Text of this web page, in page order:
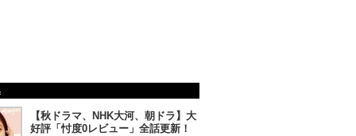
【秋ドラマ、NHK大河、朝ドラ】大
好評「忖度0レビュー」全話更新！